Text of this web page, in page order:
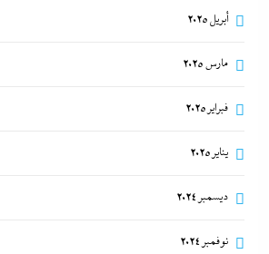
أبريل 2025
مارس 2025
فبراير 2025
يناير 2025
ديسمبر 2024
نوفمبر 2024